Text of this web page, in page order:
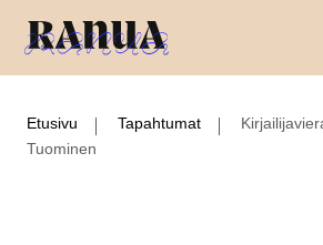
Etusivu Tapahtumat
Tuominen